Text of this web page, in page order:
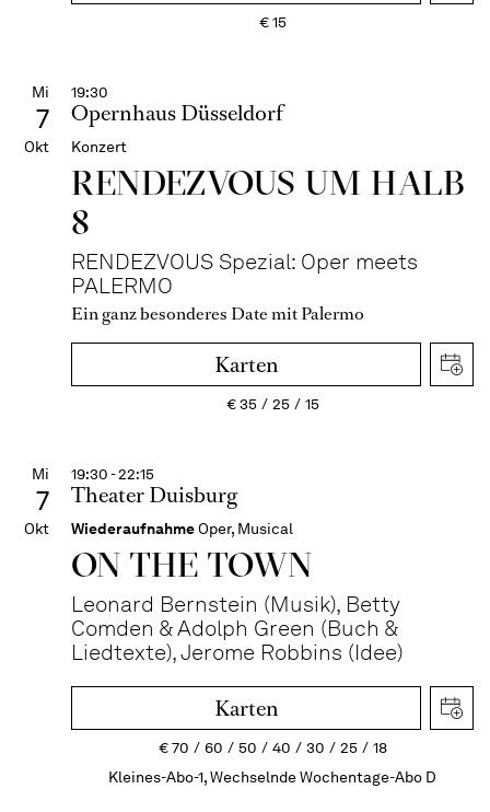
€15
Mi
7
Okt
19:30
Opernhaus Düsseldorf
Konzert
RENDEZVOUS UM HALB
8
RENDEZVOUS Spezial: Oper meets
PALERMO
Ein ganz besonderes Date mit Palermo
Karten
€35 25 15
Mi
7
Okt
19:30 - 22:15
Theater Duisburg
WiederaufnahmeOper, Musical
ON THE TOWN
Leonard Bernstein (Musik), Betty
Comden & Adolph Green (Buch &
Liedtexte), Jerome Robbins (Idee)
Karten
€70 60 50 40 30 25
18
Kleines-Abo-1, Wechselnde Wochentage-Abo D